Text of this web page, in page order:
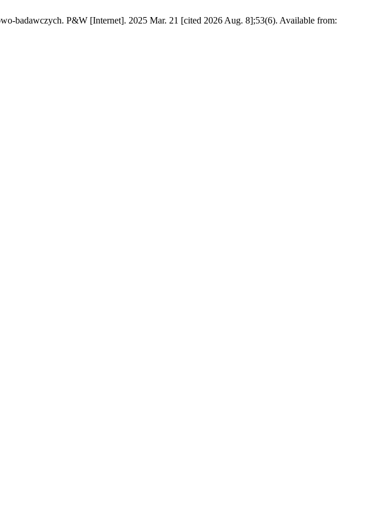
badawczych. P&W [Internet]. 2025 Mar. 21 [cited 2026 Aug. 8];53(6). Available from: